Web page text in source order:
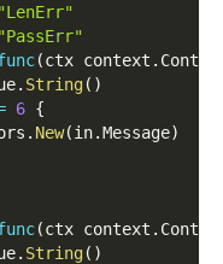
"LenErr"
"PassErr"
(ctx context .
. String( )
6 {
. New(in.Message)
(ctx context .
. String( )